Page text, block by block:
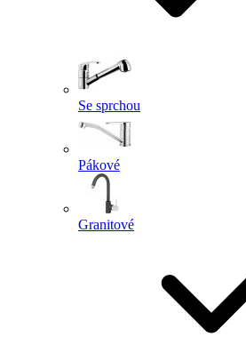
Se sprchou
Pákové
Granitové